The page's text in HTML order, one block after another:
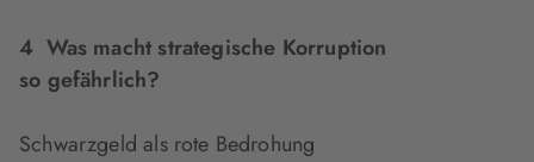
4 Was macht strategische Korruption
so gefährlich?
Schwarzgeld als rote Bedrohung